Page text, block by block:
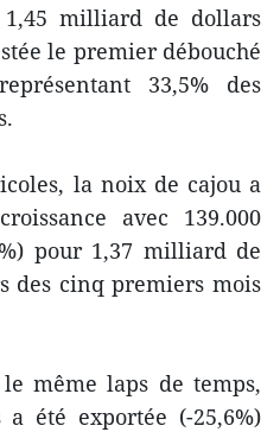
1,45 milliard de dollars
le premier débouché
33,5% des
la noix de cajou a
avec 139.000
pour 1,37 milliard de
des cinq premiers mois
même laps de temps,
été exportée (-25,6%)